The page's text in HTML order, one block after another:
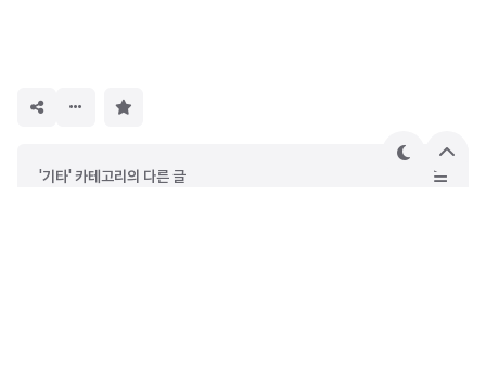
'기타' 카테고리의 다른 글
테
상
단